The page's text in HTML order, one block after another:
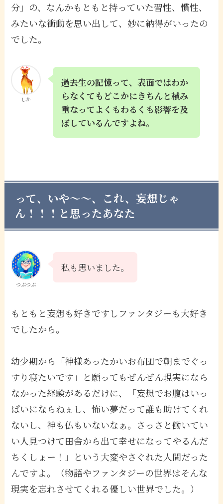
分」の、なんかもともと持っていた習性、慣性、
みたいな衝動を思い出して、妙に納得がいったの
でした。
しか
過去生の記憶って、表面ではわか
らなくてもどこかにきちんと積み
重なってよくもわるくも影響を及
ぼしているんですよね。
って、いや〜〜、これ、妄想じゃ
ん！！！と思ったあなた
つぶつぶ
私も思いました。
もともと妄想も好きですしファンタジーも大好き
でしたから。
幼少期から「神様あったかいお布団で朝までぐっ
すり寝たいです」と願ってもぜんぜん現実になら
なかった経験があるだけに、「妄想でお腹はいっ
ぱいにならねぇし、怖い夢だって誰も助けてくれ
ないし、神も仏もいないなぁ。さっさと働いてい
い人見つけて田舎から出て幸せになってやるんだ
ちくしょー！」という大変やさぐれた人間だった
んですよ。（物語やファンタジーの世界はそんな
現実を忘れさせてくれる優しい世界でした。）